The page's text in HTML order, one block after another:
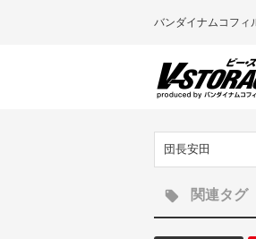
バンダイナムコフィ
団長安田
関連タグ